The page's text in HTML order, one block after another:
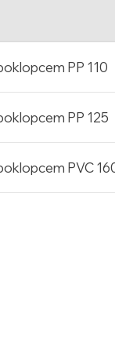
PP 110
PP 125
PVC